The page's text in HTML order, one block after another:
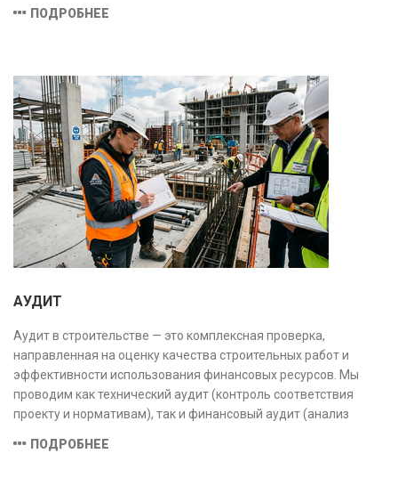
безопасность и надёжность объекта.
ПОДРОБНЕЕ
АУДИТ
Аудит в строительстве — это комплексная проверка,
направленная на оценку качества строительных работ и
эффективности использования финансовых ресурсов. Мы
проводим как технический аудит (контроль соответствия
проекту и нормативам), так и финансовый аудит (анализ
безопасность и экономическую обоснованность проекта.
ПОДРОБНЕЕ